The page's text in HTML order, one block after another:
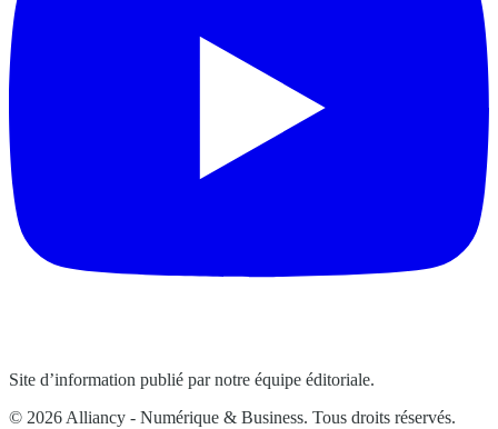
Site d’information publié par notre équipe éditoriale.
© 2026 Alliancy - Numérique & Business. Tous droits réservés.